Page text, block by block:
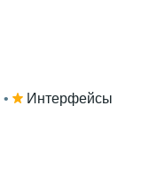
•
Интерфейсы